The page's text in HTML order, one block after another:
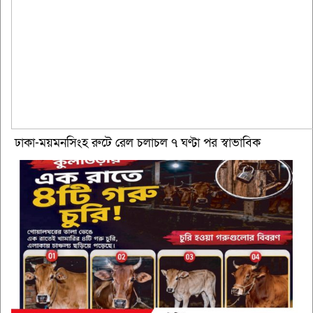
ঢাকা-ময়মনসিংহ রুটে রেল চলাচল ৭ ঘণ্টা পর স্বাভাবিক